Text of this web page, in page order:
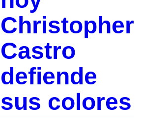
Christopher
Castro
defiende
sus colores